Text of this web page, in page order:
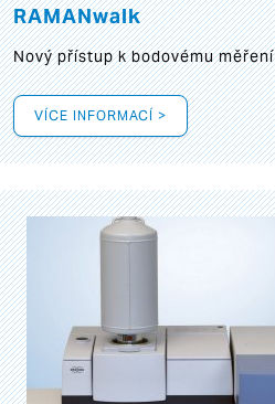
RAMANwalk
Nový přístup k bodovému měření
VÍCE INFORMACÍ >